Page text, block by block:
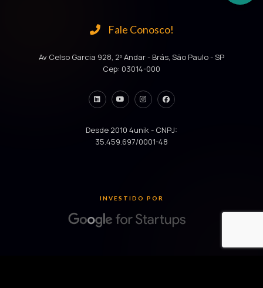
Fale Conosco!
Av Celso Garcia 928, 2º Andar - Brás, São Paulo - SP
Cep: 03014-000
Desde 2010 4unik - CNPJ:
35.459.697/0001-48
INVESTIDO POR